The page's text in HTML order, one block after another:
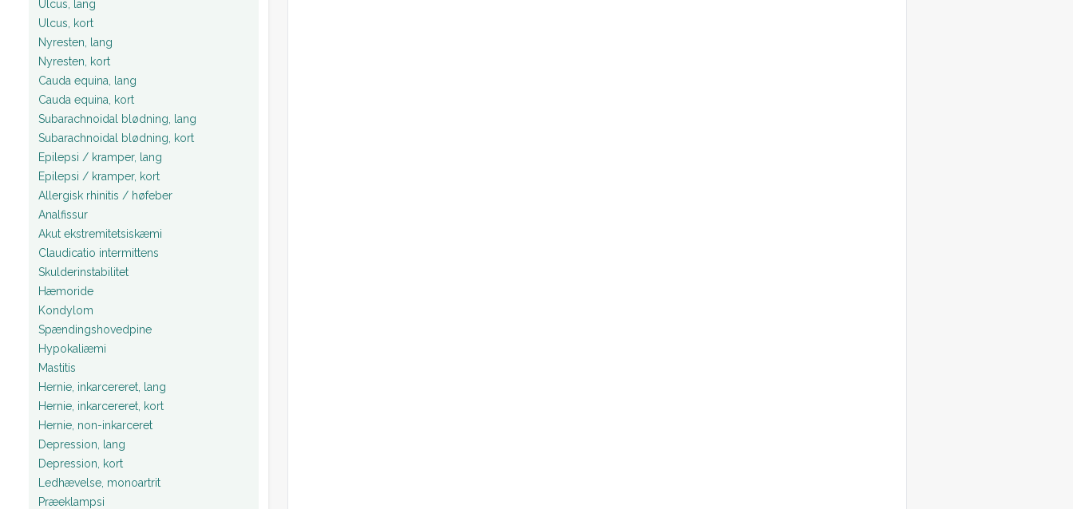
Ulcus, lang
Ulcus, kort
Nyresten, lang
Nyresten, kort
Cauda equina, lang
Cauda equina, kort
Subarachnoidal blødning, lang
Subarachnoidal blødning, kort
Epilepsi / kramper, lang
Epilepsi / kramper, kort
Allergisk rhinitis / høfeber
Analfissur
Akut ekstremitetsiskæmi
Claudicatio intermittens
Skulderinstabilitet
Hæmoride
Kondylom
Spændingshovedpine
Hypokaliæmi
Mastitis
Hernie, inkarcereret, lang
Hernie, inkarcereret, kort
Hernie, non-inkarceret
Depression, lang
Depression, kort
Ledhævelse, monoartrit
Præeklampsi